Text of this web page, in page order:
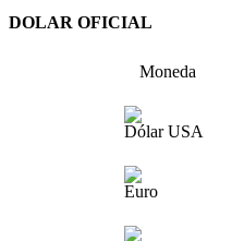
DOLAR OFICIAL
Moneda
Dólar USA
Euro